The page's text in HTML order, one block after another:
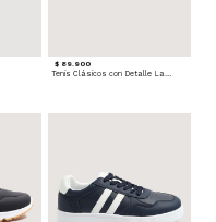
$ 89.900